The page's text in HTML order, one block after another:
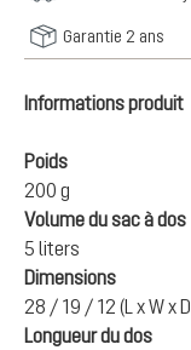
Garantie 2 ans
Informations produit
Poids
200 g
Volume du sac à dos
5 liters
Dimensions
28 / 19 / 12 (L x W x
Longueur du dos